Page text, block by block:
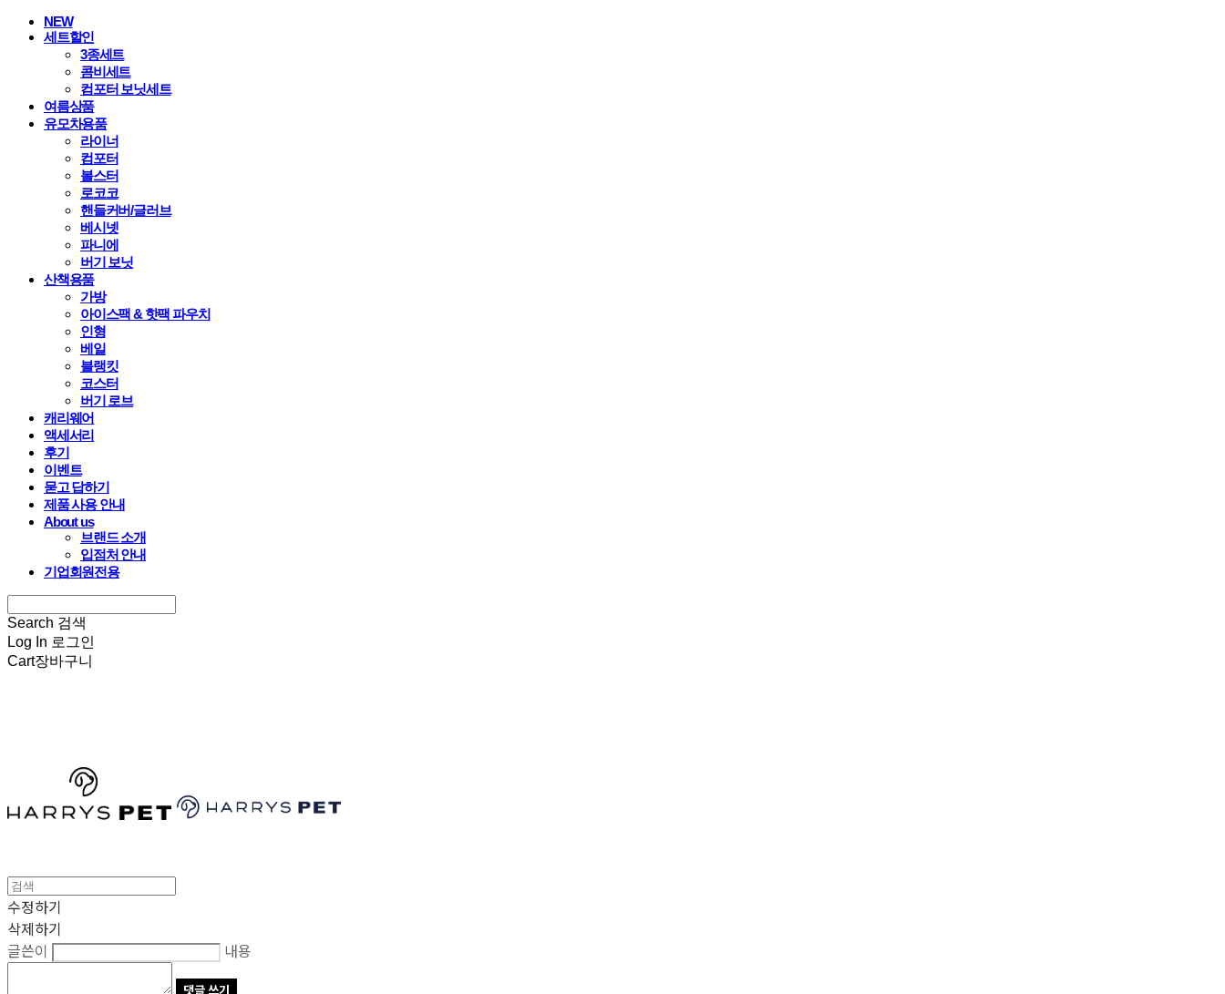
NEW
세트할인
3종세트
콤비세트
컴포터 보닛세트
여름상품
유모차용품
라이너
컴포터
볼스터
로코코
핸들커버/글러브
베시넷
파니에
버기 보닛
산책용품
가방
아이스팩 & 핫팩 파우치
인형
베일
블랭킷
코스터
버기 로브
캐리웨어
액세서리
후기
이벤트
묻고 답하기
제품 사용 안내
About us
브랜드 소개
입점처 안내
기업회원전용
Search 검색
Log In 로그인
Cart장바구니
수정하기
삭제하기
글쓴이
내용
댓글 쓰기